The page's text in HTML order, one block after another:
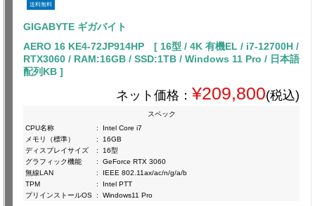
送料無料
GIGABYTE ギガバイト
AERO 16 KE4-72JP914HP [ 16型 / 4K 有機EL / i7-12700H /
RTX3060 / RAM:16GB / SSD:1TB / Windows 11 Pro / 日本語
配列KB ]
ネット価格： ¥209,800(税込)
スペック
CPU名称
:
Intel Core i7
メモリ（標準）
:
16GB
ディスプレイサイズ
:
16型
グラフィック機能
:
GeForce RTX 3060
無線LAN
:
IEEE 802.11ax/ac/n/g/a/b
TPM
:
Intel PTT
プリインストールOS : Windows11 Pro